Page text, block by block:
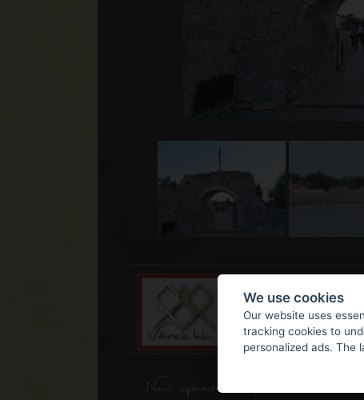
New uploads & updates
We use cookies
Our website uses
tracking cookies to
personalized ads. The